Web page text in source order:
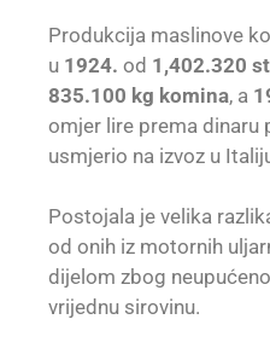
Produkcija maslinove
u 1924. od 1,402.320
835.100 kg komina, a
omjer lire prema dinaru
usmjerio na izvoz u
Postojala je velika
od onih iz motornih
dijelom zbog
vrijednu sirovinu.